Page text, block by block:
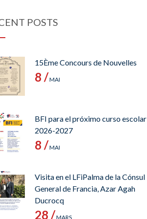
POSTS
15Ème Concours de Nouvelles
8 /MAI
BFI para el próximo curso escolar
2026-2027
8 /MAI
Visita en el LFiPalma de la Cónsul
General de Francia, Azar Agah
Ducrocq
28 /MARS